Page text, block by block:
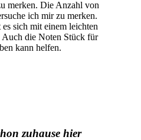
merken. Die Anzahl von
ich mir zu merken.
sich mit einem leichten
Auch die Noten Stück für
kann helfen.
zuhause hier